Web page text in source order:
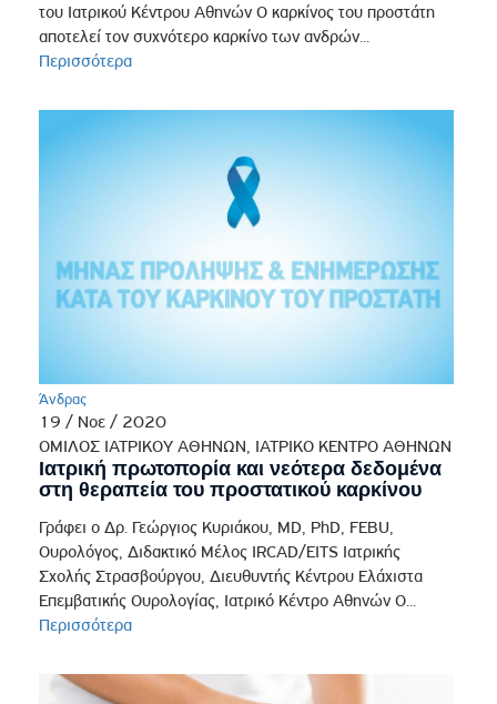
του Ιατρικού Κέντρου Αθηνών Ο καρκίνος του προστάτη
αποτελεί τον συχνότερο καρκίνο των ανδρών...
Περισσότερα
Άνδρας
19 / Νοε / 2020
ΟΜΙΛΟΣ ΙΑΤΡΙΚΟΥ ΑΘΗΝΩΝ, ΙΑΤΡΙΚΟ ΚΕΝΤΡΟ ΑΘΗΝΩΝ
Ιατρική πρωτοπορία και νεότερα δεδομένα
στη θεραπεία του προστατικού καρκίνου
Γράφει ο Δρ. Γεώργιος Κυριάκου, MD, PhD, FEBU,
Ουρολόγος, Διδακτικό Μέλος IRCAD/EITS Ιατρικής
Σχολής Στρασβούργου, Διευθυντής Κέντρου Ελάχιστα
Επεμβατικής Ουρολογίας, Ιατρικό Κέντρο Αθηνών Ο...
Περισσότερα